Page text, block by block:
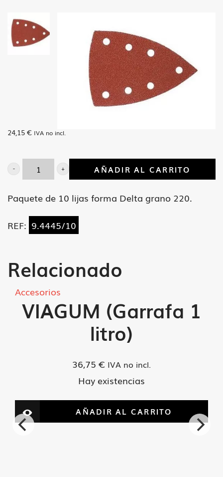
24,15 € IVA no incl.
Paquete
10
lijas
forma
grano
220.
cantidad
AÑADIR AL CARRITO
Paquete de 10 lijas forma Delta grano 220.
REF: 9.4445/10
Relacionado
Accesorios
VIAGUM (Garrafa 1
litro)
36,75 € IVA no incl.
Hay existencias
AÑADIR AL CARRITO